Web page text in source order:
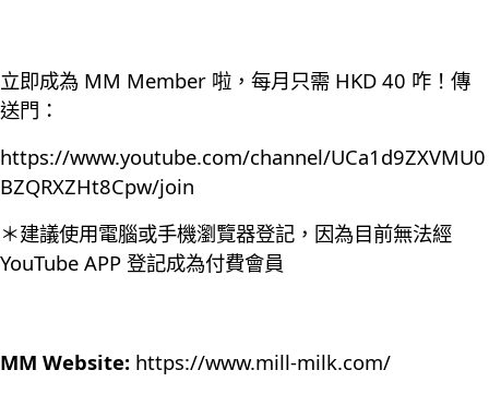
立即成為 MM Member 啦，每月只需 HKD 40 咋！傳
送門：
https://www.youtube.com/channel/UCa1d9ZXVMU0
BZQRXZHt8Cpw/join
＊建議使用電腦或手機瀏覽器登記，因為目前無法經
YouTube APP 登記成為付費會員
MM Website: https://www.mill-milk.com/